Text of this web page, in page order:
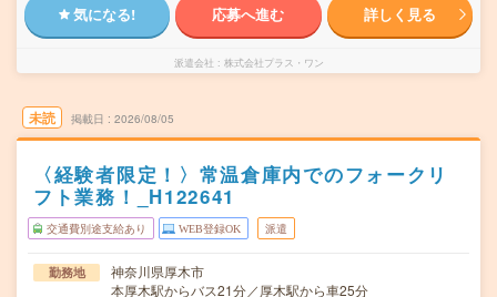
気になる! 応募へ進む 詳しく見る
派遣会社 株式会社プラス・ワン
未読 掲載日 2026/08/05
〈経験者限定！〉常温倉庫内でのフォークリ
フト業務！_H122641
交通費別途支給あり WEB登録OK 派遣
勤務地
神奈川県厚木市
本厚木駅からバス21分／厚木駅から車25分